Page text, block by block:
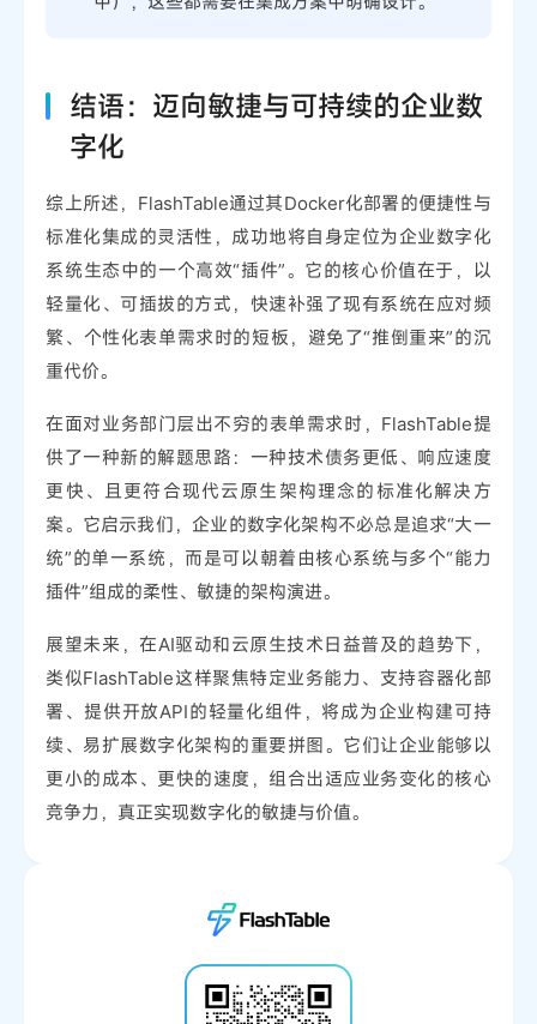
结语：迈向敏捷与可持续的企业数
字化
综上所述，FlashTable通过其Docker化部署的便捷性与
标准化集成的灵活性，成功地将自身定位为企业数字化
系统生态中的一个高效“插件”。它的核心价值在于，以
轻量化、可插拔的方式，快速补强了现有系统在应对频
繁、个性化表单需求时的短板，避免了“推倒重来”的沉
重代价。
在面对业务部门层出不穷的表单需求时，FlashTable提
供了一种新的解题思路：一种技术债务更低、响应速度
更快、且更符合现代云原生架构理念的标准化解决方
案。它启示我们，企业的数字化架构不必总是追求“大一
统”的单一系统，而是可以朝着由核心系统与多个“能力
插件”组成的柔性、敏捷的架构演进。
展望未来，在AI驱动和云原生技术日益普及的趋势下，
类似FlashTable这样聚焦特定业务能力、支持容器化部
署、提供开放API的轻量化组件，将成为企业构建可持
续、易扩展数字化架构的重要拼图。它们让企业能够以
更小的成本、更快的速度，组合出适应业务变化的核心
竞争力，真正实现数字化的敏捷与价值。